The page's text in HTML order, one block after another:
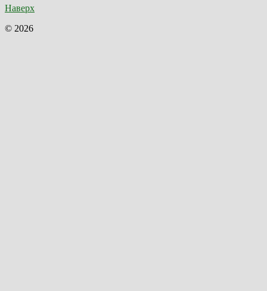
Наверх
© 2026